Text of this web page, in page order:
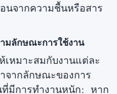
นจากความชื้นหรือสาร
มลักษณะการใช้งาน
เหมาะสมกับงานแต่ละ
จากลักษณะของการ
มีการทำงานหนัก: หาก